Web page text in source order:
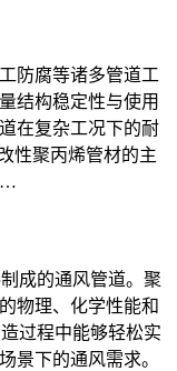
防腐等诸多管道工
结构稳定性与使用
在复杂工况下的耐
性聚丙烯管材的主
…
成的通风管道。聚
物理、化学性能和
过程中能够轻松实
景下的通风需求。